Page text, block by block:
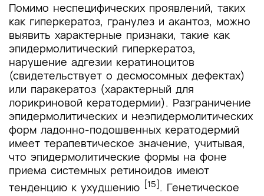
Помимо неспецифических проявлений, таких
как гиперкератоз, гранулез и акантоз, можно
выявить характерные признаки, такие как
эпидермолитический гиперкератоз,
нарушение адгезии кератиноцитов
(свидетельствует о десмосомных дефектах)
или паракератоз (характерный для
лорикриновой кератодермии). Разграничение
эпидермолитических и неэпидермолитических
форм ладонно-подошвенных кератодермий
имеет терапевтическое значение, учитывая,
что эпидермолитические формы на фоне
приема системных ретиноидов имеют
тенденцию к ухудшению [15]. Генетическое